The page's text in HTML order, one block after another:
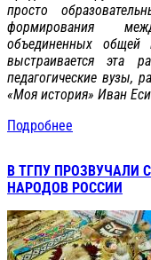
просто
формирования
объединенных
выстраивается эта
педагогические вузы,
«Моя история» Иван
Подробнее
В ТГПУ ПРОЗВУЧАЛИ
НАРОДОВ РОССИИ